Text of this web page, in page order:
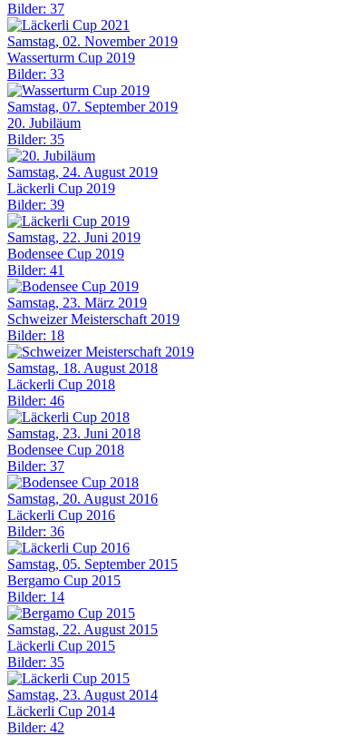
Bilder: 37
Samstag, 02. November 2019
Wasserturm Cup 2019
Bilder: 33
Samstag, 07. September 2019
20. Jubiläum
Bilder: 35
Samstag, 24. August 2019
Läckerli Cup 2019
Bilder: 39
Samstag, 22. Juni 2019
Bodensee Cup 2019
Bilder: 41
Samstag, 23. März 2019
Schweizer Meisterschaft 2019
Bilder: 18
Samstag, 18. August 2018
Läckerli Cup 2018
Bilder: 46
Samstag, 23. Juni 2018
Bodensee Cup 2018
Bilder: 37
Samstag, 20. August 2016
Läckerli Cup 2016
Bilder: 36
Samstag, 05. September 2015
Bergamo Cup 2015
Bilder: 14
Samstag, 22. August 2015
Läckerli Cup 2015
Bilder: 35
Samstag, 23. August 2014
Läckerli Cup 2014
Bilder: 42